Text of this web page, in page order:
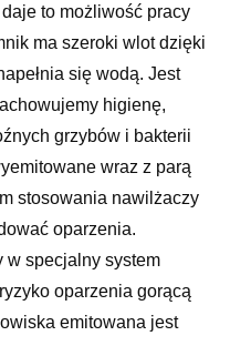
to możliwość pracy
ma szeroki wlot dzięki
się wodą. Jest
higienę,
grzybów i bakterii
wraz z parą
stosowania nawilżaczy
oparzenia.
w specjalny system
oparzenia gorącą
emitowana jest